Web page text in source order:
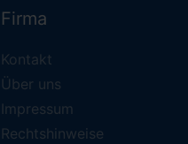
Firma
Kontakt
Über uns
Impressum
Rechtshinweise